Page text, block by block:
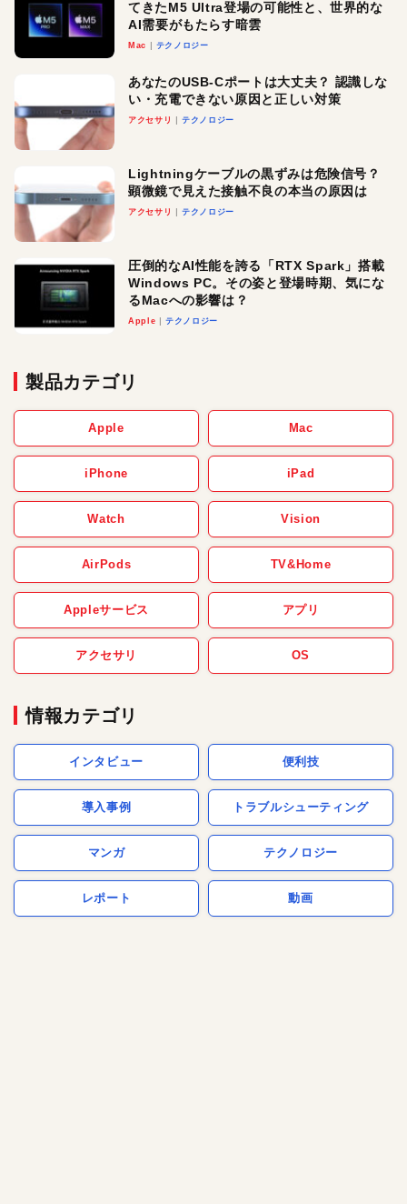
てきたM5 Ultra登場の可能性と、世界的な
AI需要がもたらす暗雲
Mac テクノロジー
あなたのUSB-Cポートは大丈夫？ 認識しな
い・充電できない原因と正しい対策
アクセサリ テクノロジー
Lightningケーブルの黒ずみは危険信号？
顕微鏡で見えた接触不良の本当の原因は
アクセサリ テクノロジー
圧倒的なAI性能を誇る「RTX Spark」搭載
Windows PC。その姿と登場時期、気にな
るMacへの影響は？
Apple テクノロジー
製品カテゴリ
Apple Mac
iPhone iPad
Watch Vision
AirPods TV&Home
Appleサービス アプリ
アクセサリ OS
情報カテゴリ
インタビュー 便利技
導入事例 トラブルシューティング
マンガ テクノロジー
レポート 動画